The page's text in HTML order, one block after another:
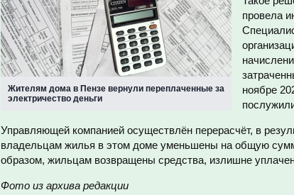
Жителям дома в Пензе вернули переплаченные за
электричество деньги
провела
ноябре
Управляющей компанией осуществлён перерасчёт, в
владельцам жилья в этом доме уменьшены на общую
образом, жильцам возвращены средства, излишне
Фото из архива редакции